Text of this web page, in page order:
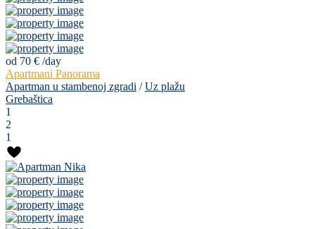
od 70 € /day
Apartmani Panorama
Apartman u stambenoj zgradi /Uz plažu
Grebaštica
1
2
1